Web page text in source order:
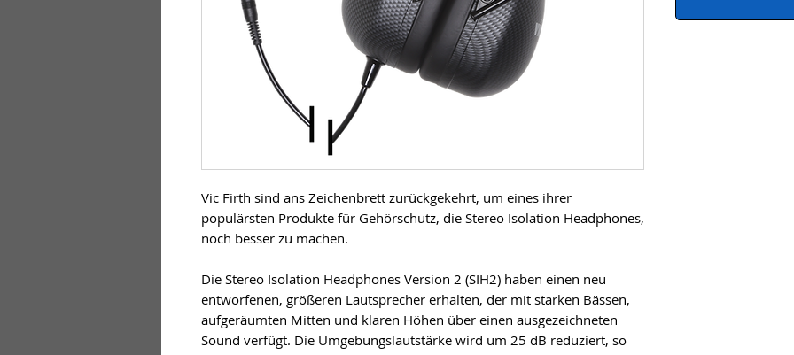
Vic Firth sind ans Zeichenbrett zurückgekehrt, um eines ihrer
populärsten Produkte für Gehörschutz, die Stereo Isolation Headphones,
noch besser zu machen.
Die Stereo Isolation Headphones Version 2 (SIH2) haben einen neu
entworfenen, größeren Lautsprecher erhalten, der mit starken Bässen,
aufgeräumten Mitten und klaren Höhen über einen ausgezeichneten
Sound verfügt. Die Umgebungslautstärke wird um 25 dB reduziert, so